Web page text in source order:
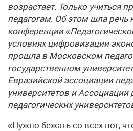
возрастает. Только учиться
педагогам. Об этом шла
конференции
условиях цифровизации
прошла в Московском
государственном
Евразийской ассоциации
университетов и Ассоциации
педагогических
«Нужно бежать со всех ног,